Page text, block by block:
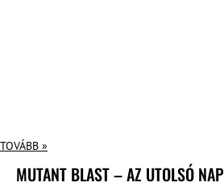
TOVÁBB »
MUTANT BLAST – AZ UTOLSÓ NAP